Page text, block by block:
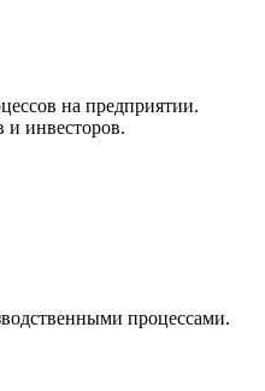
на предприятии.
и инвесторов.
процессами.